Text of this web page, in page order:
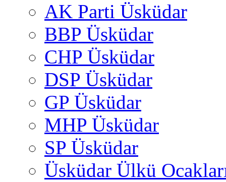
AK Parti Üsküdar
BBP Üsküdar
CHP Üsküdar
DSP Üsküdar
GP Üsküdar
MHP Üsküdar
SP Üsküdar
Üsküdar Ülkü